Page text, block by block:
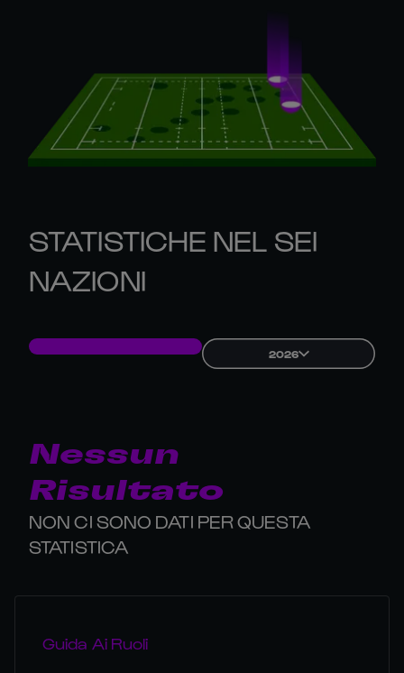
STATISTICHE NEL SEI
NAZIONI
2026
Nessun
Risultato
NON CI SONO DATI PER QUESTA
STATISTICA
Guida Ai Ruoli